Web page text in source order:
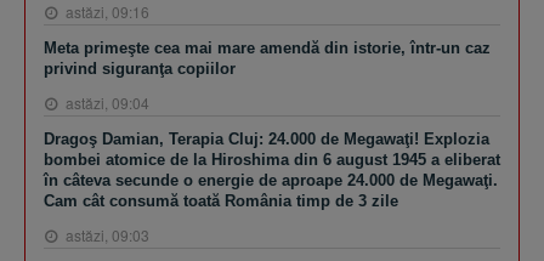
astăzi, 09:16
Meta primeşte cea mai mare amendă din istorie, într-un caz
privind siguranţa copiilor
astăzi, 09:04
Dragoş Damian, Terapia Cluj: 24.000 de Megawaţi! Explozia
bombei atomice de la Hiroshima din 6 august 1945 a eliberat
în câteva secunde o energie de aproape 24.000 de Megawaţi.
Cam cât consumă toată România timp de 3 zile
astăzi, 09:03